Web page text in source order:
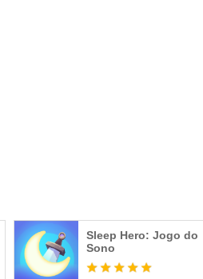
Sleep Hero: Jogo do
Sono